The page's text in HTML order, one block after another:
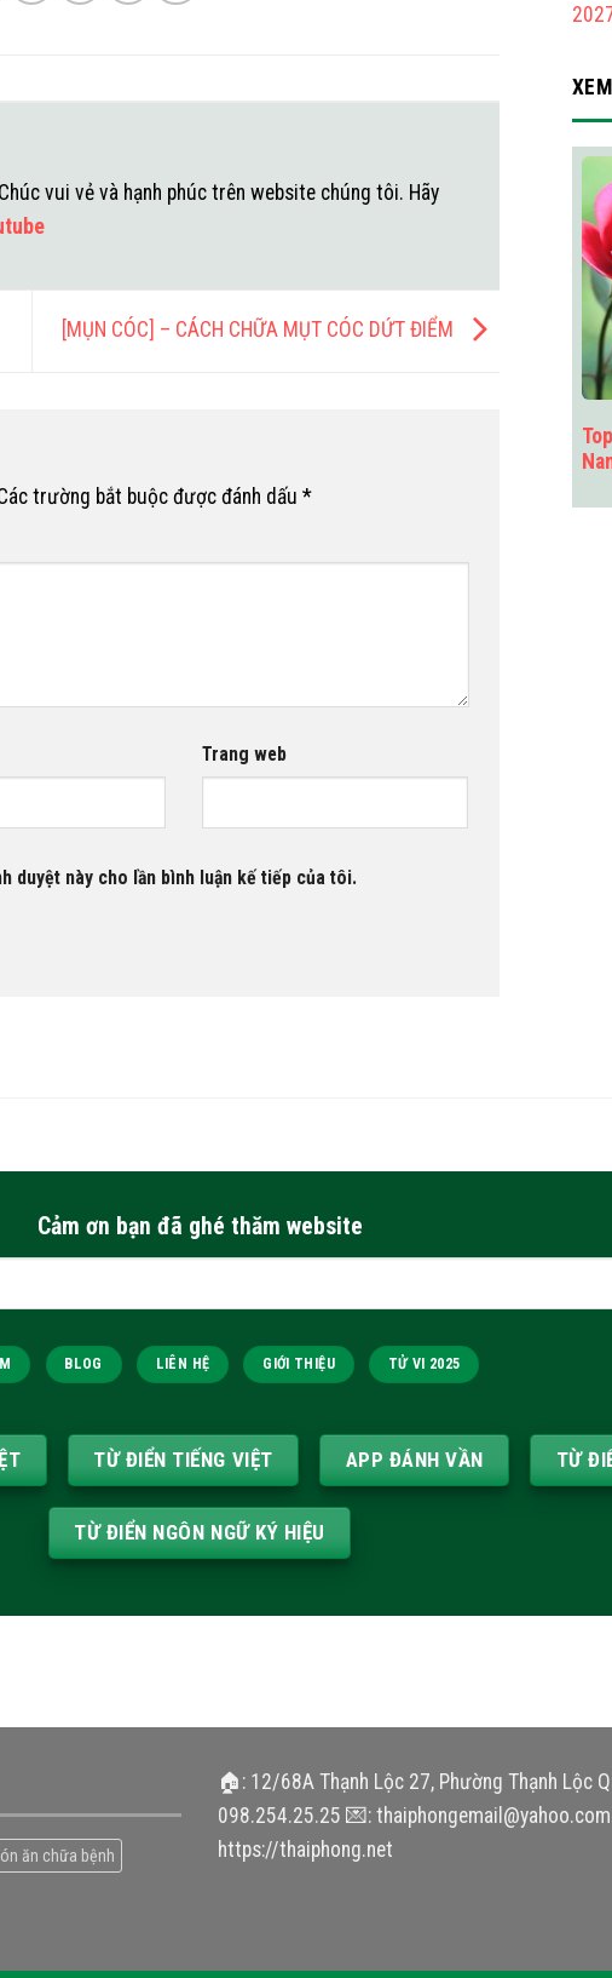
vui vẻ và hạnh phúc trên website chúng tôi. Hãy
[MỤN CÓC] – CÁCH CHỮA MỤT CÓC DỨT ĐIỂM
trường bắt buộc được đánh dấu *
Trang web
duyệt này cho lần bình luận kế tiếp của tôi.
Cảm ơn bạn đã ghé thăm website
BLOG LIÊN HỆ GIỚI THIỆU TỬ VI 2025
TỪ ĐIỂN TIẾNG VIỆT APP ĐÁNH VẦN TỪ
TỪ ĐIỂN NGÔN NGỮ KÝ HIỆU
ăn chữa bệnh
🏠: 12/68A Thạnh Lộc 27, Phường Thạnh Lộc
098.254.25.25 💌:
https://thaiphong.net